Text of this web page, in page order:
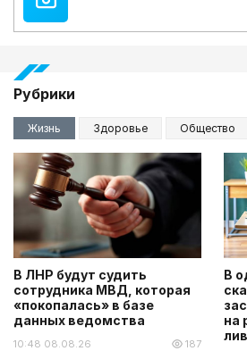
Рубрики
Жизнь Здоровье Общество
В ЛНР будут судить
сотрудника МВД, которая
«покопалась» в базе
данных ведомства
10:48 08.08.26 187
В
на